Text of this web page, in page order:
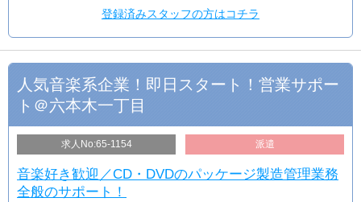
登録済みスタッフの方はコチラ
人気音楽系企業！即日スタート！営業サポー
ト＠六本木一丁目
求人No:65-1154 派遣
音楽好き歓迎／CD・DVDのパッケージ製造管理業務
全般のサポート！